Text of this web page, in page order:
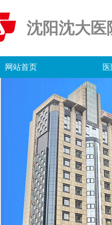
沈阳沈大医
网站首页